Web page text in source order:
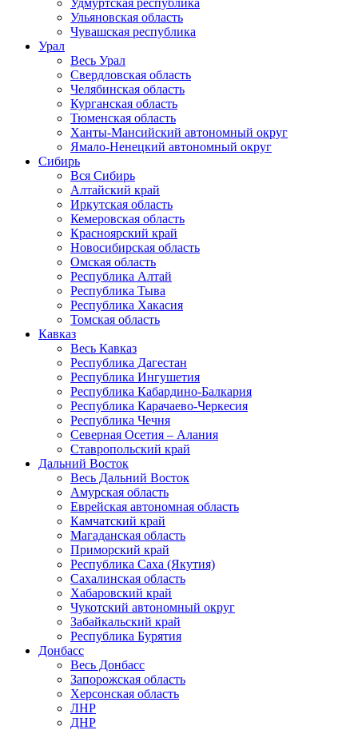
Удмуртская республика
Ульяновская область
Чувашская республика
Урал
Весь Урал
Свердловская область
Челябинская область
Курганская область
Тюменская область
Ханты-Мансийский автономный округ
Ямало-Ненецкий автономный округ
Сибирь
Вся Сибирь
Алтайский край
Иркутская область
Кемеровская область
Красноярский край
Новосибирская область
Омская область
Республика Алтай
Республика Тыва
Республика Хакасия
Томская область
Кавказ
Весь Кавказ
Республика Дагестан
Республика Ингушетия
Республика Кабардино-Балкария
Республика Карачаево-Черкесия
Республика Чечня
Северная Осетия – Алания
Ставропольский край
Дальний Восток
Весь Дальний Восток
Амурская область
Еврейская автономная область
Камчатский край
Магаданская область
Приморский край
Республика Саха (Якутия)
Сахалинская область
Хабаровский край
Чукотский автономный округ
Забайкальский край
Республика Бурятия
Донбасс
Весь Донбасс
Запорожская область
Херсонская область
ЛНР
ДНР